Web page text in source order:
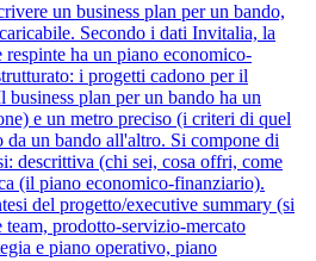
un business plan per un bando,
Secondo i dati Invitalia, la
ha un piano economico-
i progetti cadono per il
plan per un bando ha un
e un metro preciso (i criteri di quel
da un bando all'altro. Si compone di
descrittiva (chi sei, cosa offri, come
(il piano economico-finanziario).
del progetto/executive summary (si
prodotto-servizio-mercato
e piano operativo, piano